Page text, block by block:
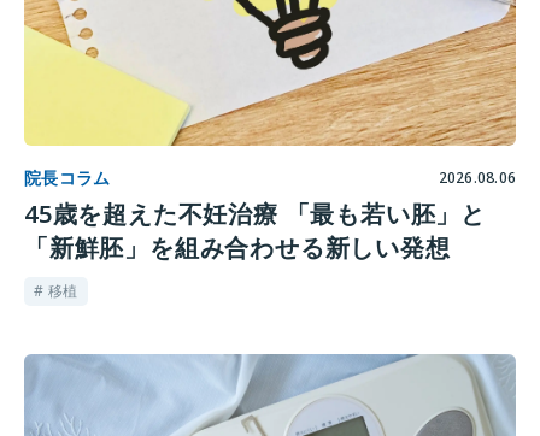
院長コラム 2026.08.06
45歳を超えた不妊治療 「最も若い胚」と
「新鮮胚」を組み合わせる新しい発想
# 移植